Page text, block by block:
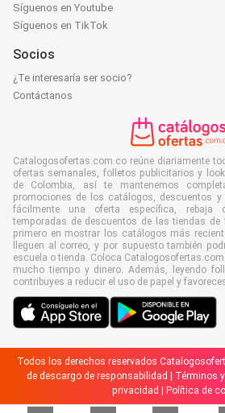
Síguenos en Youtube
Síguenos en TikTok
Socios
¿Te interesaría ser socio?
Contáctanos
Catalogosofertas.com.co reúne diariamente
ofertas semanales, folletos publicitarios y
de Colombia, así te mantenemos
promociones de los catálogos, descuentos
fácilmente una oferta específica, rebaja
temporadas de descuentos de las tiendas de
primero en mostrar los catálogos más
lleguen al correo, y por supuesto también
escuela o tienda. Coloca
mucho tiempo y dinero. Además, leyendo
contribuyes a reducir el uso de papel y
Todos los derechos reservados
de descargo de responsabilidad | Términos
privacidad | Política de